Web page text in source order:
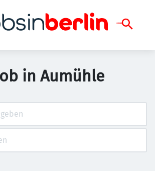
in Aumühle